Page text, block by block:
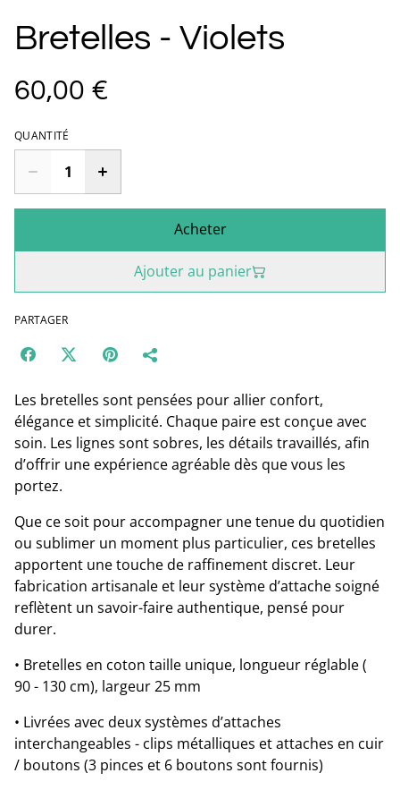
Bretelles - Violets
60,00 €
QUANTITÉ
Acheter
Ajouter au panier
PARTAGER
Les bretelles sont pensées pour allier confort,
élégance et simplicité. Chaque paire est conçue avec
soin. Les lignes sont sobres, les détails travaillés, afin
d’offrir une expérience agréable dès que vous les
portez.
Que ce soit pour accompagner une tenue du quotidien
ou sublimer un moment plus particulier, ces bretelles
apportent une touche de raffinement discret. Leur
fabrication artisanale et leur système d’attache soigné
reflètent un savoir-faire authentique, pensé pour
durer.
• Bretelles en coton taille unique, longueur réglable (
90 - 130 cm), largeur 25 mm
• Livrées avec deux systèmes d’attaches
interchangeables - clips métalliques et attaches en cuir
/ boutons (3 pinces et 6 boutons sont fournis)